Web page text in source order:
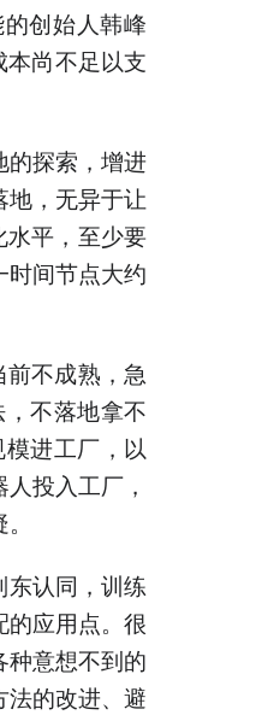
创始人韩峰
尚不足以支
的探索，增进
地，无异于让
水平，至少要
间节点大约
不成熟，急
不落地拿不
进工厂，以
投入工厂，
东认同，训练
应用点。很
种意想不到的
法的改进、避